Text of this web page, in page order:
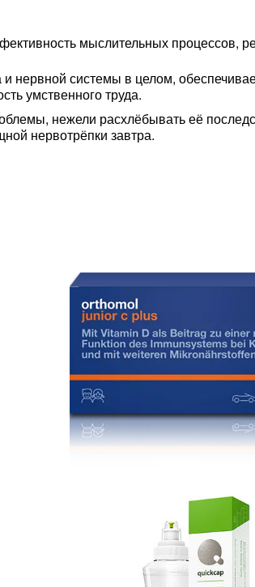
мыслительных процессов,
и нервной системы в целом,
умственного труда.
нежели расхлёбывать её
нервотрёпки завтра.